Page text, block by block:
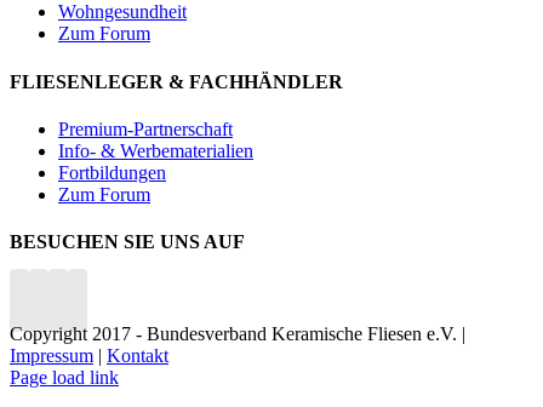
Wohngesundheit
Zum Forum
FLIESENLEGER & FACHHÄNDLER
Premium-Partnerschaft
Info- & Werbematerialien
Fortbildungen
Zum Forum
BESUCHEN SIE UNS AUF
Copyright 2017 - Bundesverband Keramische Fliesen e.V. |
Impressum | Kontakt
Page load link